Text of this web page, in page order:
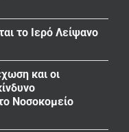
το Ιερό Λείψανο
και οι
Νοσοκομείο